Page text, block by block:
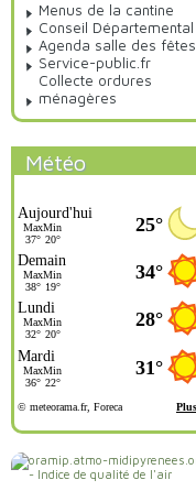
Menus de la cantine
Conseil Départemental
Agenda salle des fêtes
Service-public.fr
Collecte ordures
ménagères
Météo